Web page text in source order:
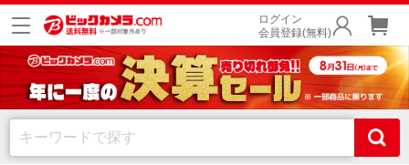
ログイン
会員登録(無料)